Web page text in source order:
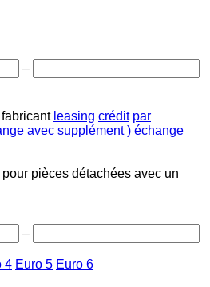
–
leasing crédit par
avec supplément ) échange
pour pièces détachées avec un
–
4 Euro 5 Euro 6